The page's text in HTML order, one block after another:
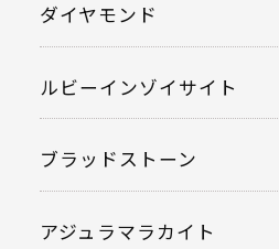
ダイヤモンド
ルビーインゾイサイト
ブラッドストーン
アジュラマラカイト